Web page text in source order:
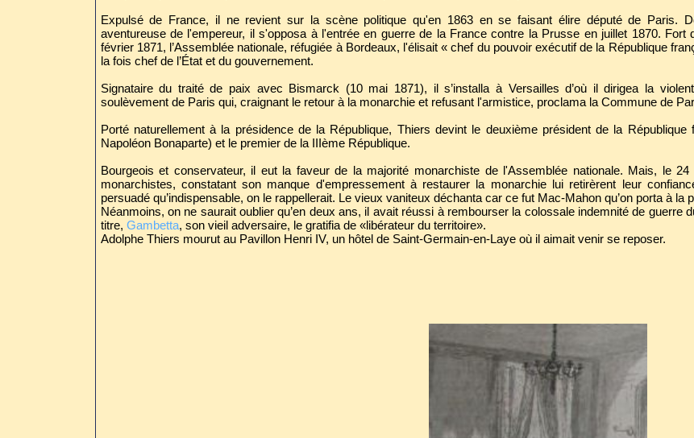
Expulsé de France, il ne revient sur la scène politique qu'en 1863 en se faisant élire député de Paris.
aventureuse de l'empereur, il s'opposa à l'entrée en guerre de la France contre la Prusse en juillet 1870.
février 1871, l’Assemblée nationale, réfugiée à Bordeaux, l'élisait « chef du pouvoir exécutif de la République
la fois chef de l’État et du gouvernement.
Signataire du traité de paix avec Bismarck (10 mai 1871), il s’installa à Versailles d’où il dirigea la
soulèvement de Paris qui, craignant le retour à la monarchie et refusant l'armistice, proclama la Commune de
Porté naturellement à la présidence de la République, Thiers devint le deuxième président de la République
Napoléon Bonaparte) et le premier de la IIIème République.
Bourgeois et conservateur, il eut la faveur de la majorité monarchiste de l'Assemblée nationale. Mais, le
monarchistes, constatant son manque d'empressement à restaurer la monarchie lui retirèrent leur
persuadé qu’indispensable, on le rappellerait. Le vieux vaniteux déchanta car ce fut Mac-Mahon qu’on porta à la
Néanmoins, on ne saurait oublier qu’en deux ans, il avait réussi à rembourser la colossale indemnité de guerre
titre, Gambetta, son vieil adversaire, le gratifia de «libérateur du territoire».
Adolphe Thiers mourut au Pavillon Henri IV, un hôtel de Saint-Germain-en-Laye où il aimait venir se reposer.